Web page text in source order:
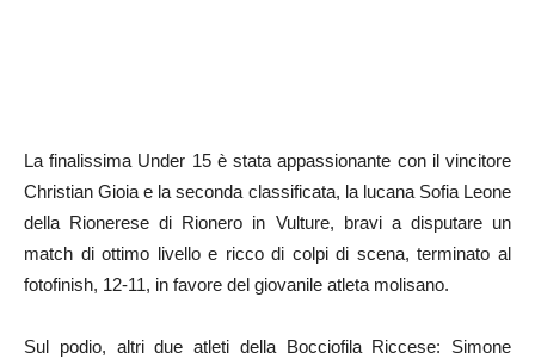
La finalissima Under 15 è stata appassionante con il vincitore
Christian Gioia e la seconda classificata, la lucana Sofia Leone
della Rionerese di Rionero in Vulture, bravi a disputare un
match di ottimo livello e ricco di colpi di scena, terminato al
fotofinish, 12-11, in favore del giovanile atleta molisano.
Sul podio, altri due atleti della Bocciofila Riccese: Simone